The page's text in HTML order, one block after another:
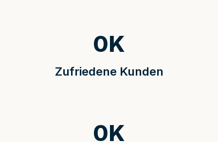
Zufriedene Kunden
0K
0K